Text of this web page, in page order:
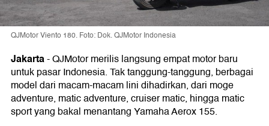
QJMotor Viento 180. Foto: Dok. QJMotor Indonesia
Jakarta-QJMotor merilis langsung empat motor baru
untuk pasar Indonesia. Tak tanggung-tanggung, berbagai
model dari macam-macam lini dihadirkan, dari moge
adventure, matic adventure, cruiser matic, hingga matic
sport yang bakal menantang Yamaha Aerox 155.